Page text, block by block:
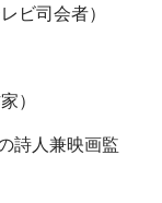
ビ司会者）
）
詩人兼映画監